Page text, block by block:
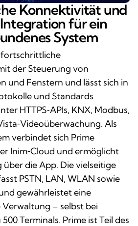
Konnektivität und
für ein
System
der Steuerung von
und Fenstern und lässt sich in
und Standards
HTTPS‑APIs, KNX, Modbus,
Als
verbindet sich Prime
Inim‑Cloud und ermöglicht
die App. Die vielseitige
PSTN, LAN, WLAN sowie
gewährleistet eine
– selbst bei
Terminals. Prime ist Teil des